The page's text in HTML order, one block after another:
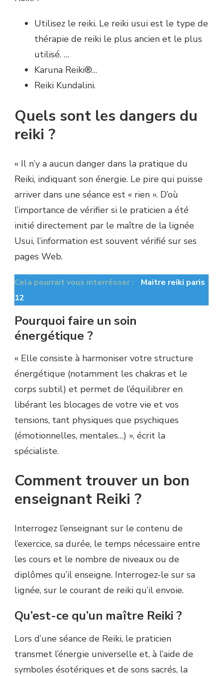
Utilisez le reiki. Le reiki usui est le type de
thérapie de reiki le plus ancien et le plus
utilisé. …
Karuna Reiki®…
Reiki Kundalini.
Quels sont les dangers du
reiki ?
« Il n’y a aucun danger dans la pratique du
Reiki, indiquant son énergie. Le pire qui puisse
arriver dans une séance est « rien ». D’où
l’importance de vérifier si le praticien a été
initié directement par le maître de la lignée
Usui, l’information est souvent vérifié sur ses
pages Web.
Cela pourrait vous interrésser :
Maitre reiki paris
12
Pourquoi faire un soin
énergétique ?
« Elle consiste à harmoniser votre structure
énergétique (notamment les chakras et le
corps subtil) et permet de l’équilibrer en
libérant les blocages de votre vie et vos
tensions, tant physiques que psychiques
(émotionnelles, mentales…) », écrit la
spécialiste.
Comment trouver un bon
enseignant Reiki ?
Interrogez l’enseignant sur le contenu de
l’exercice, sa durée, le temps nécessaire entre
les cours et le nombre de niveaux ou de
diplômes qu’il enseigne. Interrogez-le sur sa
lignée, sur le courant de reiki qu’il envoie.
Qu’est-ce qu’un maître Reiki ?
Lors d’une séance de Reiki, le praticien
transmet l’énergie universelle et, à l’aide de
symboles ésotériques et de sons sacrés, la